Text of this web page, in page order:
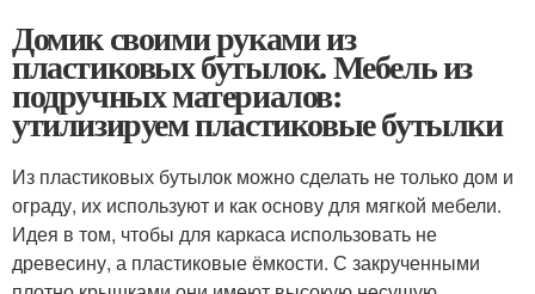
Домик своими руками из
пластиковых бутылок. Мебель из
подручных материалов:
утилизируем пластиковые бутылки
Из пластиковых бутылок можно сделать не только дом и
ограду, их используют и как основу для мягкой мебели.
Идея в том, чтобы для каркаса использовать не
древесину, а пластиковые ёмкости. С закрученными